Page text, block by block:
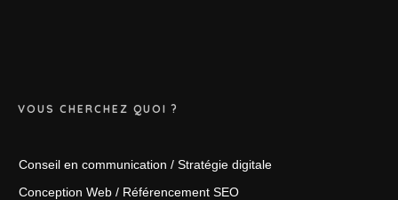
VOUS CHERCHEZ QUOI ?
Conseil en communication / Stratégie digitale
Conception Web / Référencement SEO